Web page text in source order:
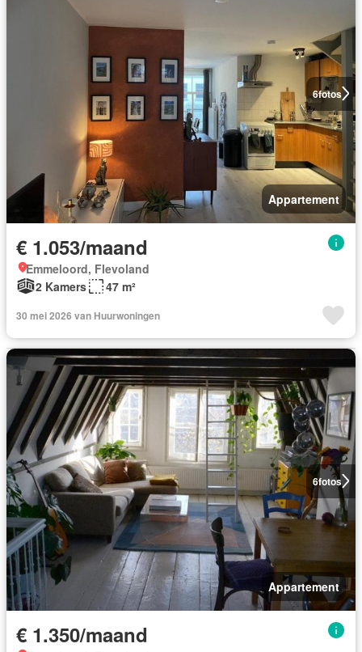
6fotos
Appartement
€ 1.053/maand
Emmeloord, Flevoland
2 Kamers
47 m²
30 mei 2026 van Huurwoningen
6fotos
Appartement
€ 1.350/maand